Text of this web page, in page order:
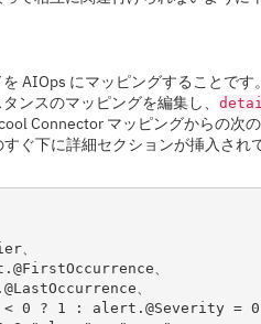
AIOps にマッピングすることです
ンスのマッピングを編集し、
Connector マッピングからの次
ぐ下に詳細セクションが挿入され
、
、
、
1 : alert.@Severity = 0